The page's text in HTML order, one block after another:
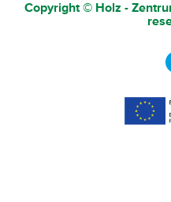
Copyright © Holz -